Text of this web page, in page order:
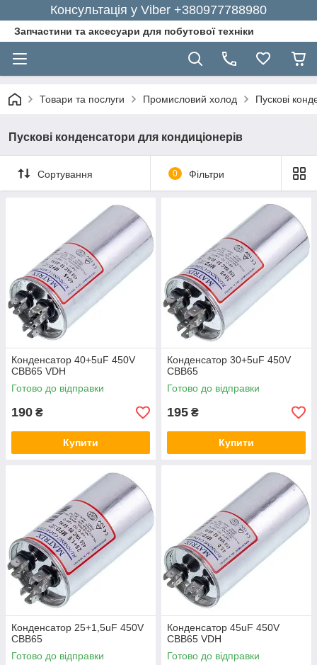
Консультація у Viber +380977788980
Запчастини та аксесуари для побутової техніки
Товари та послуги Промисловий холод Пускові
Пускові конденсатори для кондиціонерів
Сортування 0 Фільтри
Конденсатор 40+5uF 450V
CBB65 VDH
Готово до відправки
190 ₴
Купити
Конденсатор 30+5uF 450V
CBB65
Готово до відправки
195 ₴
Купити
Конденсатор 25+1,5uF 450V
CBB65
Готово до відправки
Конденсатор 45uF 450V
CBB65 VDH
Готово до відправки